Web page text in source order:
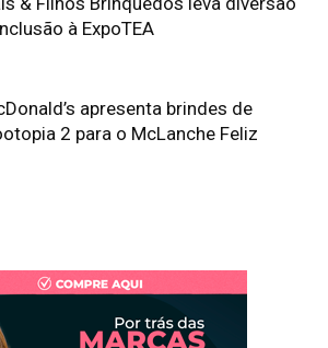
à ExpoTEA
apresenta brindes de
2 para o McLanche Feliz